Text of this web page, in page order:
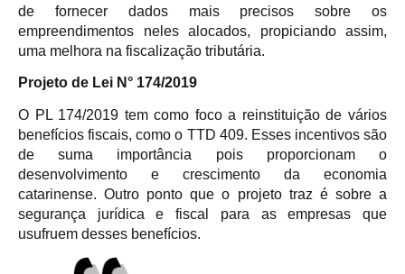
de fornecer dados mais precisos sobre os
empreendimentos neles alocados, propiciando assim,
uma melhora na fiscalização tributária.
Projeto de Lei N° 174/2019
O PL 174/2019 tem como foco a reinstituição de vários
benefícios fiscais, como o TTD 409. Esses incentivos são
de suma importância pois proporcionam o
desenvolvimento e crescimento da economia
catarinense. Outro ponto que o projeto traz é sobre a
segurança jurídica e fiscal para as empresas que
usufruem desses benefícios.